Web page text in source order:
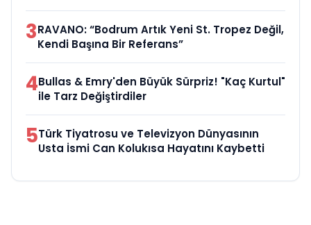
3RAVANO: “Bodrum Artık Yeni St. Tropez Değil,
Kendi Başına Bir Referans”
4Bullas & Emry'den Büyük Sürpriz! "Kaç Kurtul"
ile Tarz Değiştirdiler
5Türk Tiyatrosu ve Televizyon Dünyasının
Usta İsmi Can Kolukısa Hayatını Kaybetti